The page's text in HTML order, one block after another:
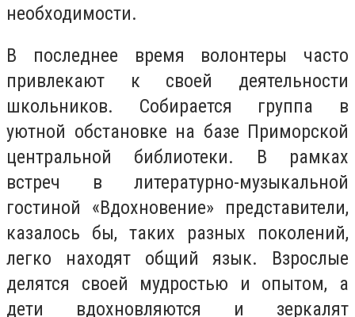
необходимости.
В последнее время волонтеры часто
привлекают к своей деятельности
школьников. Собирается группа в
уютной обстановке на базе Приморской
центральной библиотеки. В рамках
встреч в литературно-музыкальной
гостиной «Вдохновение» представители,
казалось бы, таких разных поколений,
легко находят общий язык. Взрослые
делятся своей мудростью и опытом, а
дети вдохновляются и зеркалят